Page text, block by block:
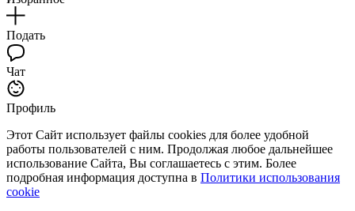
Подать
Чат
Профиль
Этот Сайт использует файлы cookies для более удобной
работы пользователей с ним. Продолжая любое дальнейшее
использование Сайта, Вы соглашаетесь с этим. Более
подробная информация доступна в Политики использования
cookie